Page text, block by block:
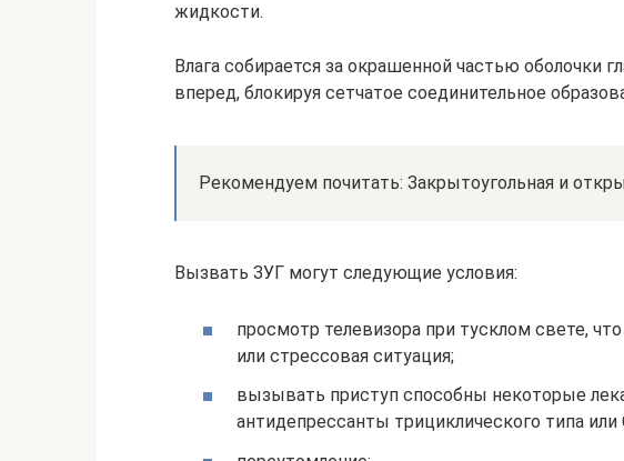
жидкости.
Влага собирается за окрашенной частью оболочки
вперед, блокируя сетчатое соединительное
Рекомендуем почитать: Закрытоугольная и
Вызвать ЗУГ могут следующие условия:
просмотр телевизора при тусклом свете,
или стрессовая ситуация;
вызывать приступ способны некоторые
антидепрессанты трициклического типа